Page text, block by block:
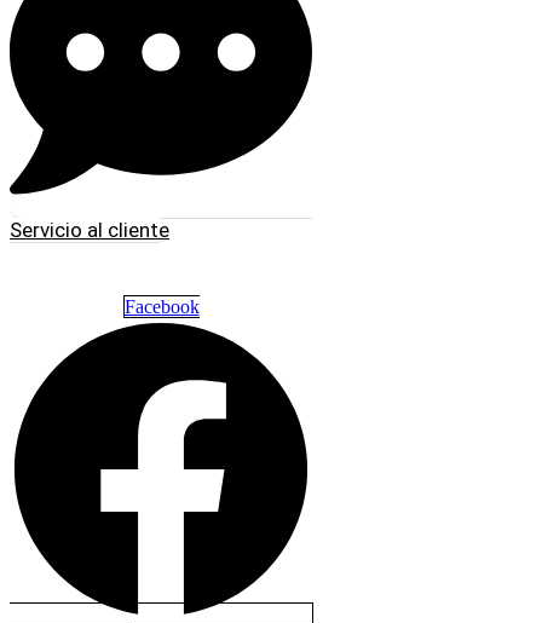
Servicio al cliente
Facebook